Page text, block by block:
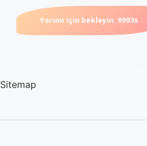
Sitemap